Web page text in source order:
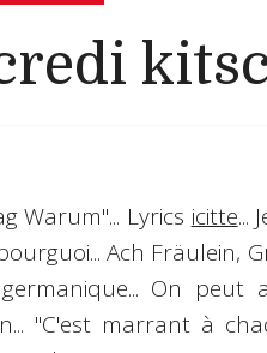
Warum"... Lyrics icitte...
Ach Fräulein,
On peut
"C'est marrant à